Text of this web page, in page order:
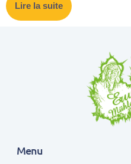
Lire la suite
Menu